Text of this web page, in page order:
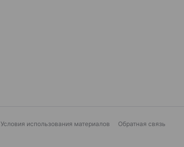
Условия использования материалов Обратная связь